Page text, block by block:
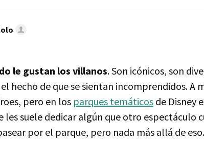
le gustan los villanos. Son icónicos, son
hecho de que se sientan incomprendidos. A
pero en los parques temáticos de Disney
les suele dedicar algún que otro espectáculo
por el parque, pero nada más allá de eso.